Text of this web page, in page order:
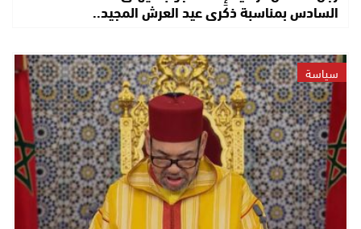
السادس بمناسبة ذكرى عيد العرش المجيد..
سياسة